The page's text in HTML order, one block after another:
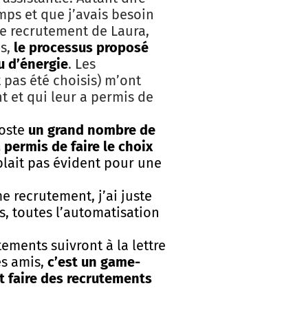
et que j’avais besoin
recrutement de Laura,
le processus proposé
d’énergie. Les
été choisis) m’ont
et qui leur a permis de
un grand nombre de
permis de faire le choix
pas évident pour une
recrutement, j’ai juste
toutes l’automatisation
suivront à la lettre
amis, c’est un game-
faire des recrutements